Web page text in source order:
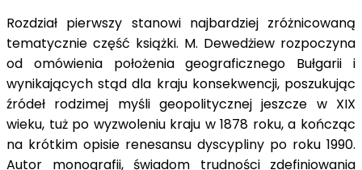
Rozdział pierwszy stanowi najbardziej zróżnicowaną
tematycznie część książki. M. Dewedżiew rozpoczyna
od omówienia położenia geograficznego Bułgarii i
wynikających stąd dla kraju konsekwencji, poszukując
źródeł rodzimej myśli geopolitycznej jeszcze w XIX
wieku, tuż po wyzwoleniu kraju w 1878 roku, a kończąc
na krótkim opisie renesansu dyscypliny po roku 1990.
Autor monografii, świadom trudności zdefiniowania